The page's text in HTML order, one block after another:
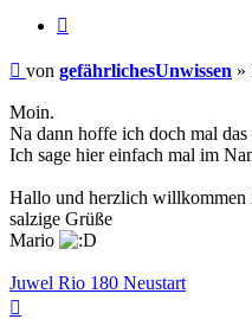
Beitrag
von gefährlichesUnwissen »
Moin.
Na dann hoffe ich doch mal
Ich sage hier einfach mal im
Hallo und herzlich willkommen
salzige Grüße
Mario
Juwel Rio 180 Neustart